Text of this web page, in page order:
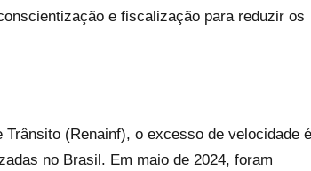
e fiscalização para reduzir os
(Renainf), o excesso de velocidade é
no Brasil. Em maio de 2024, foram